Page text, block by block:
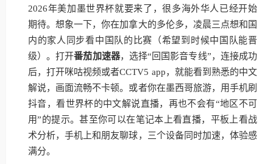
2026年美加墨世界杯就要来了，很多海外华人已经开始
期待。想象一下，你在加拿大的多伦多，凌晨三点想和国
内的家人同步看中国队的比赛（希望到时候中国队能晋
级）。打开番茄加速器，选择“回国影音专线”，连接成功
后，打开咪咕视频或者CCTV5 app，就能看到熟悉的中文
解说，画面流畅不卡顿。或者你在墨西哥旅游，用手机刷
抖音，看世界杯的中文解说直播，再也不会有“地区不可
用”的提示。甚至你可以在笔记本上看直播，平板上看战
术分析，手机上和朋友聊球，三个设备同时加速，体验感
满分。